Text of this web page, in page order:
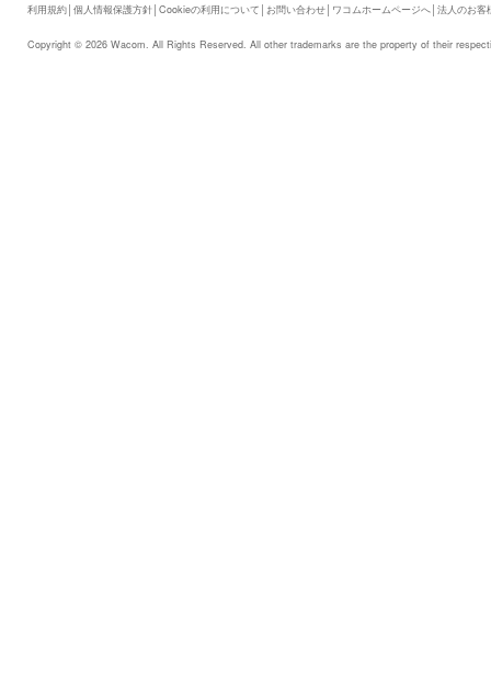
利用規約│ 個人情報保護方針│ Cookieの利用について │ お問い合わせ│ ワコムホームページへ│ 法人のお客
Copyright © 2026 Wacom. All Rights Reserved. All other trademarks are the property of their